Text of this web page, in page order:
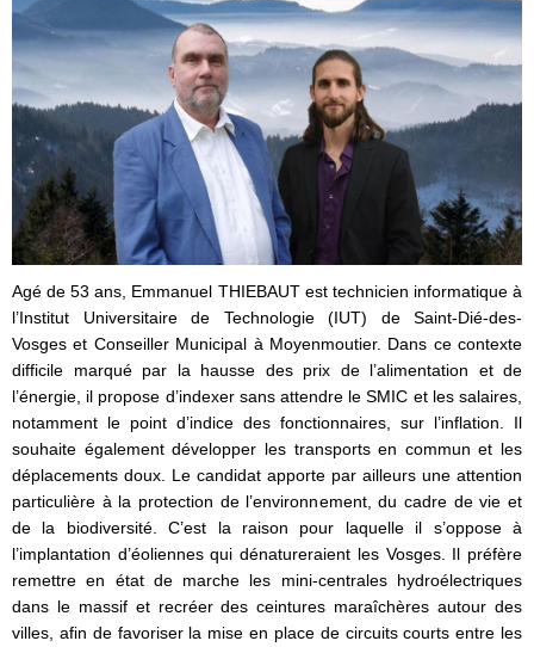
Agé de 53 ans, Emmanuel THIEBAUT est technicien informatique à
l’Institut Universitaire de Technologie (IUT) de Saint-Dié-des-
Vosges et Conseiller Municipal à Moyenmoutier. Dans ce contexte
difficile marqué par la hausse des prix de l’alimentation et de
l’énergie, il propose d’indexer sans attendre le SMIC et les salaires,
notamment le point d’indice des fonctionnaires, sur l’inflation. Il
souhaite également développer les transports en commun et les
déplacements doux. Le candidat apporte par ailleurs une attention
particulière à la protection de l’environnement, du cadre de vie et
de la biodiversité. C’est la raison pour laquelle il s’oppose à
l’implantation d’éoliennes qui dénatureraient les Vosges. Il préfère
remettre en état de marche les mini-centrales hydroélectriques
dans le massif et recréer des ceintures maraîchères autour des
villes, afin de favoriser la mise en place de circuits courts entre les